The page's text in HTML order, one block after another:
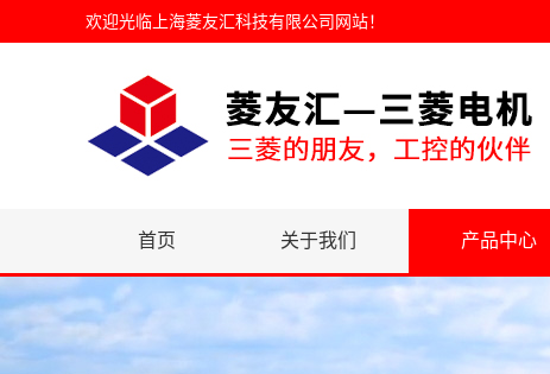
欢迎光临 上海菱友汇科技有限公司网站！
首页 关于我们 产品中心